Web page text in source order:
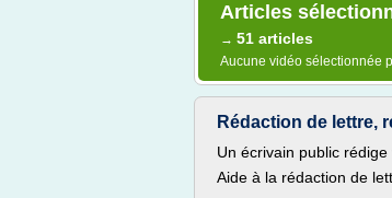
Articles
→ 51 articles
Aucune vidéo sélectionnée
Rédaction de lettre,
Un écrivain public
Aide à la rédaction de